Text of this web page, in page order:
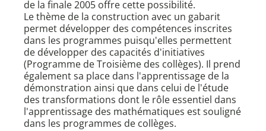
de la finale 2005 offre cette possibilité.
Le thème de la construction avec un gabarit
permet développer des compétences inscrites
dans les programmes puisqu'elles permettent
de développer des capacités d'initiatives
(Programme de Troisième des collèges). Il prend
également sa place dans l'apprentissage de la
démonstration ainsi que dans celui de l'étude
des transformations dont le rôle essentiel dans
l'apprentissage des mathématiques est souligné
dans les programmes de collèges.